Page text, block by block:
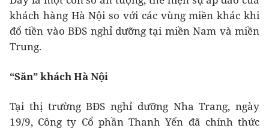
khách hàng Hà Nội so với các vùng miền khác khi
đổ tiền vào BĐS nghỉ dưỡng tại miền Nam và miền
Trung.
“Săn” khách Hà Nội
Tại thị trường BĐS nghỉ dưỡng Nha Trang, ngày
19/9, Công ty Cổ phần Thanh Yến đã chính thức